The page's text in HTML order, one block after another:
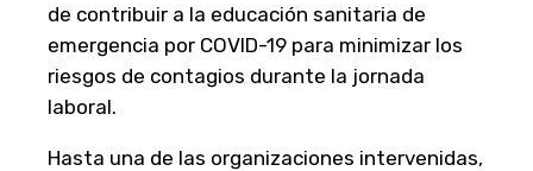
de contribuir a la educación sanitaria de
emergencia por COVID-19 para minimizar los
riesgos de contagios durante la jornada
laboral.
Hasta una de las organizaciones intervenidas,